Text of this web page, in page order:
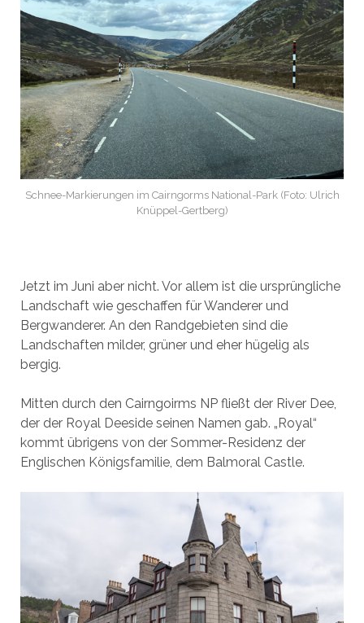
Schnee-Markierungen im Cairngorms National-Park (Foto: Ulrich
Knüppel-Gertberg)
Jetzt im Juni aber nicht. Vor allem ist die ursprüngliche
Landschaft wie geschaffen für Wanderer und
Bergwanderer. An den Randgebieten sind die
Landschaften milder, grüner und eher hügelig als
bergig.
Mitten durch den Cairngoirms NP fließt der River Dee,
der der Royal Deeside seinen Namen gab. „Royal“
kommt übrigens von der Sommer-Residenz der
Englischen Königsfamilie, dem Balmoral Castle.